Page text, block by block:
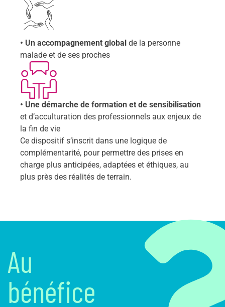
• Un accompagnement global de la personne
malade et de ses proches
• Une démarche de formation et de sensibilisation
et d’acculturation des professionnels aux enjeux de
la fin de vie
Ce dispositif s’inscrit dans une logique de
complémentarité, pour permettre des prises en
charge plus anticipées, adaptées et éthiques, au
plus près des réalités de terrain.
Au
bénéfice